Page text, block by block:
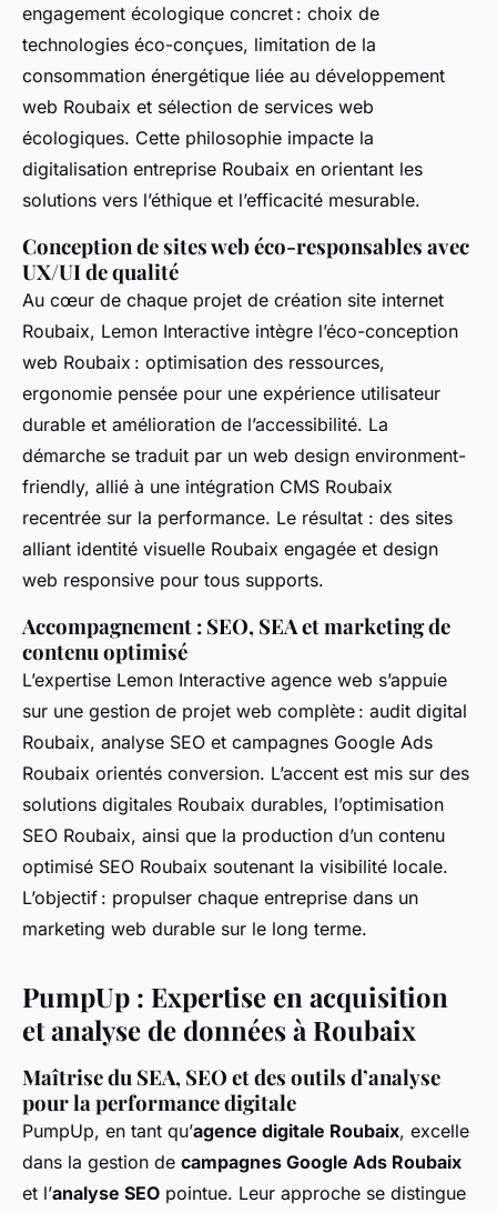
engagement écologique concret : choix de
technologies éco-conçues, limitation de la
consommation énergétique liée au développement
web Roubaix et sélection de services web
écologiques. Cette philosophie impacte la
digitalisation entreprise Roubaix en orientant les
solutions vers l’éthique et l’efficacité mesurable.
Conception de sites web éco-responsables avec
UX/UI de qualité
Au cœur de chaque projet de création site internet
Roubaix, Lemon Interactive intègre l’éco-conception
web Roubaix : optimisation des ressources,
ergonomie pensée pour une expérience utilisateur
durable et amélioration de l’accessibilité. La
démarche se traduit par un web design environment-
friendly, allié à une intégration CMS Roubaix
recentrée sur la performance. Le résultat : des sites
alliant identité visuelle Roubaix engagée et design
web responsive pour tous supports.
Accompagnement : SEO, SEA et marketing de
contenu optimisé
L’expertise Lemon Interactive agence web s’appuie
sur une gestion de projet web complète : audit digital
Roubaix, analyse SEO et campagnes Google Ads
Roubaix orientés conversion. L’accent est mis sur des
solutions digitales Roubaix durables, l’optimisation
SEO Roubaix, ainsi que la production d’un contenu
optimisé SEO Roubaix soutenant la visibilité locale.
L’objectif : propulser chaque entreprise dans un
marketing web durable sur le long terme.
PumpUp : Expertise en acquisition
et analyse de données à Roubaix
Maîtrise du SEA, SEO et des outils d’analyse
pour la performance digitale
PumpUp, en tant qu’agence digitale Roubaix, excelle
dans la gestion de campagnes Google Ads Roubaix
et l’analyse SEO pointue. Leur approche se distingue